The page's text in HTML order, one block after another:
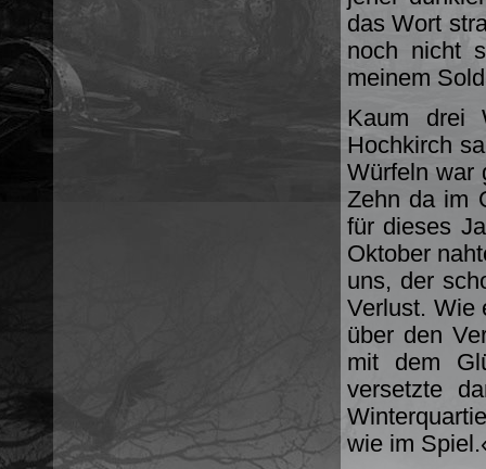
das Wort
noch nicht
meinem
Kaum drei
Hochkirch
Würfeln war
Zehn da im
für dieses
Oktober
uns, der
Verlust. Wie
über den
mit dem
versetzte
wie im